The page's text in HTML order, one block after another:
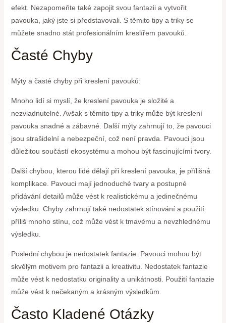
efekt. Nezapomeňte také zapojit svou fantazii a vytvořit
pavouka, jaký jste si představovali. S těmito tipy a triky se
můžete snadno stát profesionálním kreslířem pavouků.
Časté Chyby
Mýty a časté chyby při kreslení pavouků:
Mnoho lidí si myslí, že kreslení pavouka je složité a
nezvladnutelné. Avšak s těmito tipy a triky může být kreslení
pavouka snadné a zábavné. Další mýty zahrnují to, že pavouci
jsou strašidelní a nebezpeční, což není pravda. Pavouci jsou
důležitou součástí ekosystému a mohou být fascinujícími tvory.
Další chybou, kterou lidé dělají při kreslení pavouka, je přílišná
komplikace. Pavouci mají jednoduché tvary a postupné
přidávání detailů může vést k realistickému a jedinečnému
výsledku. Chyby zahrnují také nedostatek stínování a použití
příliš mnoho stínu, což může vést k tmavému a nevzhlednému
výsledku.
Poslední chybou je nedostatek fantazie. Pavouci mohou být
skvělým motivem pro fantazii a kreativitu. Nedostatek fantazie
může vést k nedostatku originality a unikátnosti. Použití fantazie
může vést k nečekaným a krásným výsledkům.
Často Kladené Otázky